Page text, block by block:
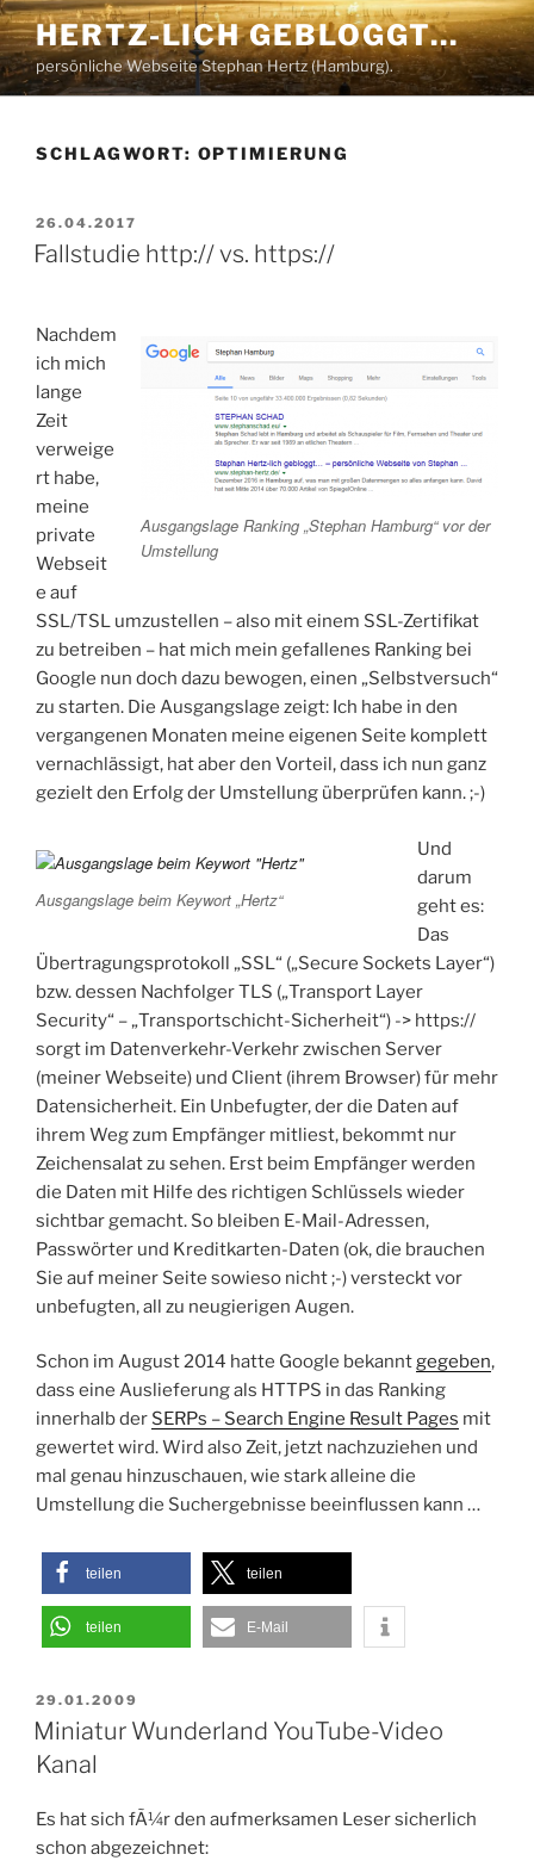
Zum
Inhalt
springen
HERTZ-LICH GEBLOGGT…
persönliche Webseite Stephan Hertz (Hamburg).
SCHLAGWORT: OPTIMIERUNG
VERÖFFENTLICHT
AM
26.04.2017
Fallstudie http:// vs. https://
Ausgangslage Ranking „Stephan Hamburg“ vor der
Umstellung
Nachdem
ich mich
lange
Zeit
verweige
rt habe,
meine
private
Webseit
e auf
SSL/TSL umzustellen – also mit einem SSL-Zertifikat
zu betreiben – hat mich mein gefallenes Ranking bei
Google nun doch dazu bewogen, einen „Selbstversuch“
zu starten. Die Ausgangslage zeigt: Ich habe in den
vergangenen Monaten meine eigenen Seite komplett
vernachlässigt, hat aber den Vorteil, dass ich nun ganz
gezielt den Erfolg der Umstellung überprüfen kann. ;-)
Ausgangslage beim Keywort „Hertz“
Und
darum
geht es:
Das
Übertragungsprotokoll „SSL“ („Secure Sockets Layer“)
bzw. dessen Nachfolger TLS („Transport Layer
Security“ – „Transportschicht-Sicherheit“) -> https://
sorgt im Datenverkehr-Verkehr zwischen Server
(meiner Webseite) und Client (ihrem Browser) für mehr
Datensicherheit. Ein Unbefugter, der die Daten auf
ihrem Weg zum Empfänger mitliest, bekommt nur
Zeichensalat zu sehen. Erst beim Empfänger werden
die Daten mit Hilfe des richtigen Schlüssels wieder
sichtbar gemacht. So bleiben E-Mail-Adressen,
Passwörter und Kreditkarten-Daten (ok, die brauchen
Sie auf meiner Seite sowieso nicht ;-) versteckt vor
unbefugten, all zu neugierigen Augen.
Schon im August 2014 hatte Google bekanntgegeben,
dass eine Auslieferung als HTTPS in das Ranking
innerhalb der SERPs – Search Engine Result Pages mit
gewertet wird. Wird also Zeit, jetzt nachzuziehen und
mal genau hinzuschauen, wie stark alleine die
Umstellung die Suchergebnisse beeinflussen kann …
teilen teilen
teilen E-Mail
VERÖFFENTLICHT
AM
29.01.2009
Miniatur Wunderland YouTube-Video
Kanal
Es hat sich fÃ¼r den aufmerksamen Leser sicherlich
schon abgezeichnet: